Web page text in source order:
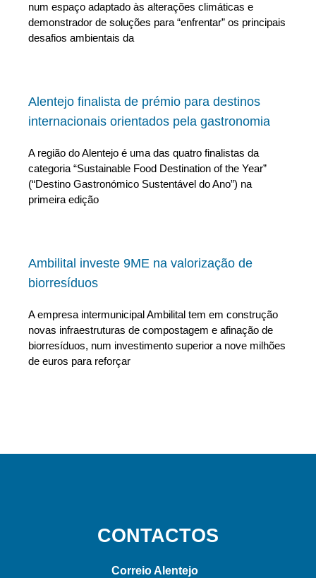
num espaço adaptado às alterações climáticas e
demonstrador de soluções para “enfrentar” os principais
desafios ambientais da
Alentejo finalista de prémio para destinos
internacionais orientados pela gastronomia
A região do Alentejo é uma das quatro finalistas da
categoria “Sustainable Food Destination of the Year”
(“Destino Gastronómico Sustentável do Ano”) na
primeira edição
Ambilital investe 9ME na valorização de
biorresíduos
A empresa intermunicipal Ambilital tem em construção
novas infraestruturas de compostagem e afinação de
biorresíduos, num investimento superior a nove milhões
de euros para reforçar
CONTACTOS
Correio Alentejo